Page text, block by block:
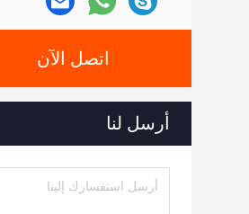
اتصل الآن
أرسل لنا